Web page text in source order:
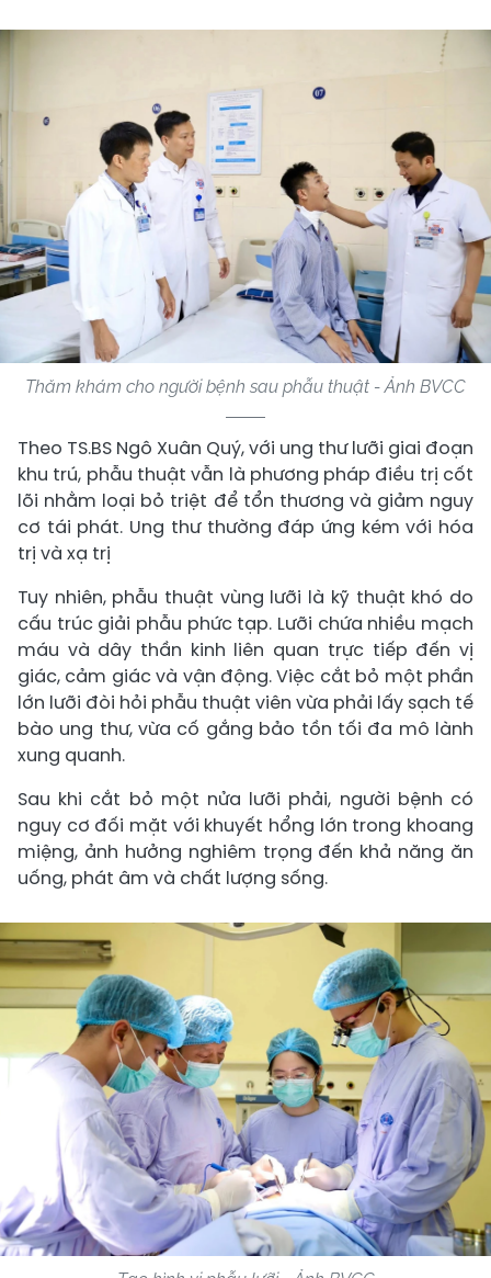
Thăm khám cho người bệnh sau phẫu thuật - Ảnh BVCC
Theo TS.BS Ngô Xuân Quý, với ung thư lưỡi giai đoạn
khu trú, phẫu thuật vẫn là phương pháp điều trị cốt
lõi nhằm loại bỏ triệt để tổn thương và giảm nguy
cơ tái phát. Ung thư thường đáp ứng kém với hóa
trị và xạ trị
Tuy nhiên, phẫu thuật vùng lưỡi là kỹ thuật khó do
cấu trúc giải phẫu phức tạp. Lưỡi chứa nhiều mạch
máu và dây thần kinh liên quan trực tiếp đến vị
giác, cảm giác và vận động. Việc cắt bỏ một phần
lớn lưỡi đòi hỏi phẫu thuật viên vừa phải lấy sạch tế
bào ung thư, vừa cố gắng bảo tồn tối đa mô lành
xung quanh.
Sau khi cắt bỏ một nửa lưỡi phải, người bệnh có
nguy cơ đối mặt với khuyết hổng lớn trong khoang
miệng, ảnh hưởng nghiêm trọng đến khả năng ăn
uống, phát âm và chất lượng sống.